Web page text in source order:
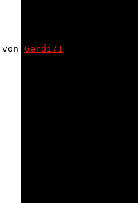
von Gerdi71